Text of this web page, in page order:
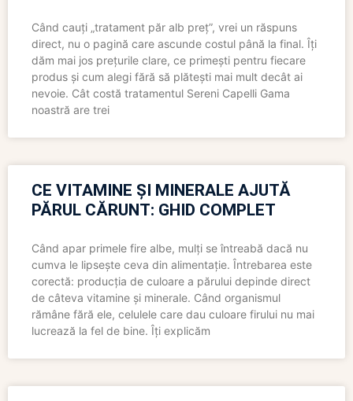
Când cauți „tratament păr alb preț”, vrei un răspuns
direct, nu o pagină care ascunde costul până la final. Îți
dăm mai jos prețurile clare, ce primești pentru fiecare
produs și cum alegi fără să plătești mai mult decât ai
nevoie. Cât costă tratamentul Sereni Capelli Gama
noastră are trei
CE VITAMINE ȘI MINERALE AJUTĂ
PĂRUL CĂRUNT: GHID COMPLET
Când apar primele fire albe, mulți se întreabă dacă nu
cumva le lipsește ceva din alimentație. Întrebarea este
corectă: producția de culoare a părului depinde direct
de câteva vitamine și minerale. Când organismul
rămâne fără ele, celulele care dau culoare firului nu mai
lucrează la fel de bine. Îți explicăm